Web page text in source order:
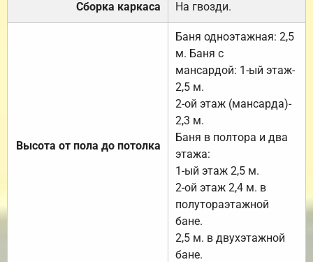
Сборка каркаса На гвозди.
Высота от пола до потолка
Баня одноэтажная: 2,5
м. Баня с
мансардой: 1-ый этаж-
2,5 м.
2-ой этаж (мансарда)-
2,3 м.
Баня в полтора и два
этажа:
1-ый этаж 2,5 м.
2-ой этаж 2,4 м. в
полутораэтажной
бане.
2,5 м. в двухэтажной
бане.